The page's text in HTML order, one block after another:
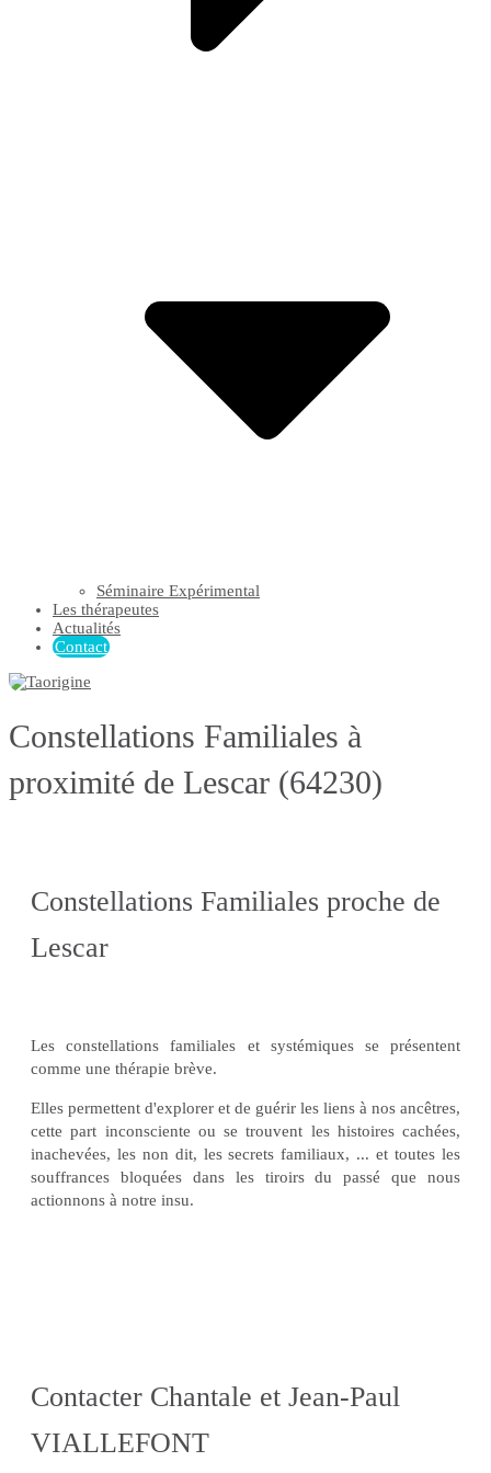
Séminaire Expérimental
Les thérapeutes
Actualités
Contact
Constellations Familiales à
proximité de Lescar (64230)
Constellations Familiales proche de
Lescar
Les constellations familiales et systémiques se présentent
comme une thérapie brève.
Elles permettent d'explorer et de guérir les liens à nos ancêtres,
cette part inconsciente ou se trouvent les histoires cachées,
inachevées, les non dit, les secrets familiaux, ... et toutes les
souffrances bloquées dans les tiroirs du passé que nous
actionnons à notre insu.
Contacter Chantale et Jean-Paul
VIALLEFONT